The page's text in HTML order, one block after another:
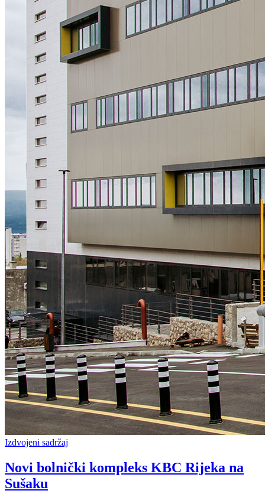
Izdvojeni sadržaj
Novi bolnički kompleks KBC Rijeka na
Sušaku